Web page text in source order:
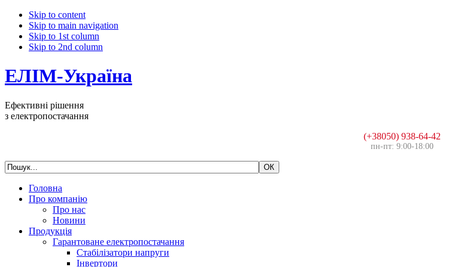
Skip to content
Skip to main navigation
Skip to 1st column
Skip to 2nd column
ЕЛІМ-Україна
Ефективні рішення
з електропостачання
(+38050) 938-64-42
пн-пт: 9:00-18:00
Головна
Про компанію
Про нас
Новини
Продукція
Гарантоване електропостачання
Стабілізатори напруги
Інвертори